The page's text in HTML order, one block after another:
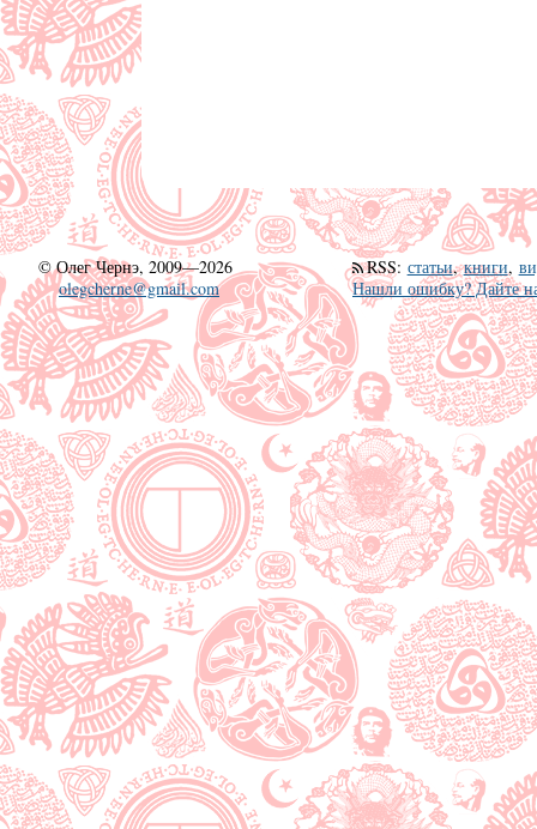
©Олег Чернэ, 2009—2026
olegcherne@gmail.com
RSS: статьи,книги,
Нашли ошибку? Дайте